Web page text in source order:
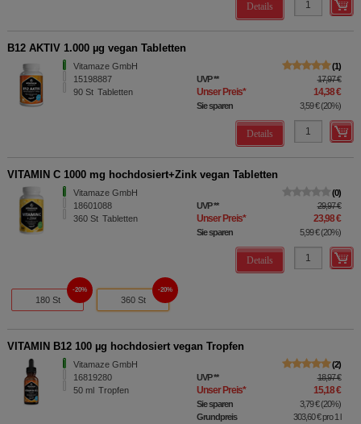
Details
B12 AKTIV 1.000 µg vegan Tabletten
Vitamaze GmbH
15198887
90 St Tabletten
1
UVP** 17,97 €
Unser Preis* 14,38 €
Sie sparen 3,59 €(20%)
Details
VITAMIN C 1000 mg hochdosiert+Zink vegan Tabletten
Vitamaze GmbH
18601088
360 St Tabletten
0
UVP** 29,97 €
Unser Preis* 23,98 €
Sie sparen 5,99 €(20%)
Details
180 St
20%
360 St
20%
VITAMIN B12 100 µg hochdosiert vegan Tropfen
Vitamaze GmbH
16819280
50 ml Tropfen
2
UVP** 18,97 €
Unser Preis* 15,18 €
Sie sparen 3,79 €(20%)
Grundpreis
303,60 €pro 1 l